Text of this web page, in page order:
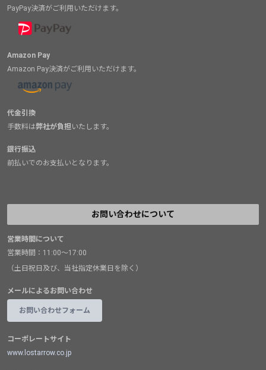
PayPay決済がご利用いただけます。
Amazon Pay
Amazon Pay決済がご利用いただけます。
代金引換
手数料は弊社が負担いたします。
銀行振込
前払いでのお支払いとなります。
お問い合わせについて
営業時間について
営業時間：11:00～17:00
（土日祝日及び、当社指定休業日を除く）
メールによるお問い合わせ
お問い合わせフォーム
コーポレートサイト
www.lostarrow.co.jp